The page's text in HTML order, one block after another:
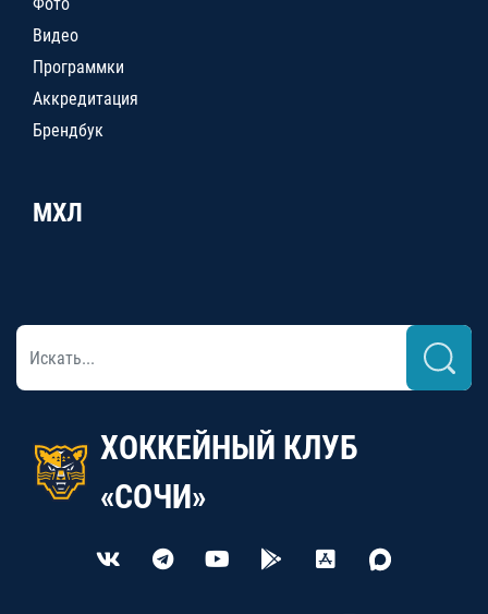
Видео
Программки
Аккредитация
Брендбук
МХЛ
ХОККЕЙНЫЙ КЛУБ
«СОЧИ»